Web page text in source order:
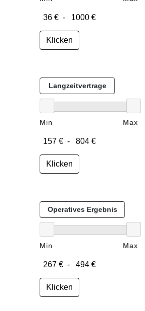
Klicken
Langzeitvertrage
Min Max
Klicken
Operatives Ergebnis
Min Max
Klicken